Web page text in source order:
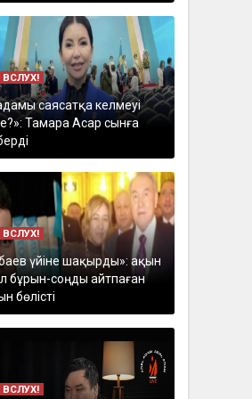
саясатқа келмеуі
Тамара Асар сынға
үйіне шақырды»: ақын
бұрын-соңды айтпаған
бөлісті